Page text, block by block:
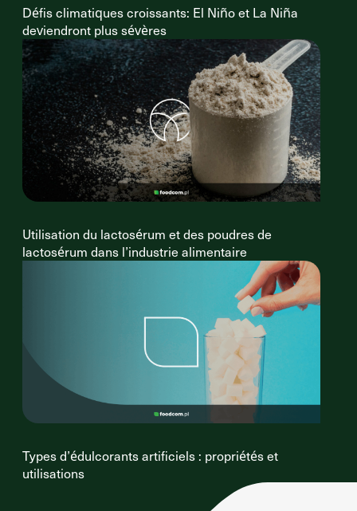
Défis climatiques croissants: El Niño et La Niña
deviendront plus sévères
Utilisation du lactosérum et des poudres de
lactosérum dans l’industrie alimentaire
Types d’édulcorants artificiels : propriétés et
utilisations